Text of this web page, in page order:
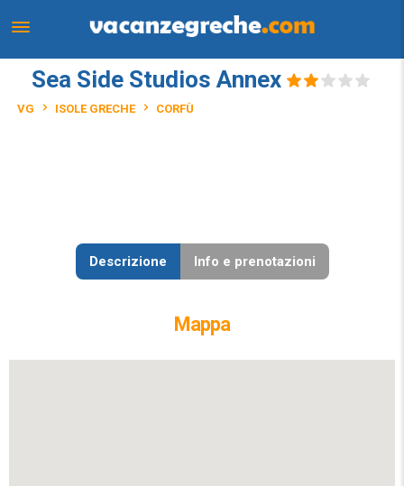
Sea Side Studios Annex
VG ISOLE GRECHE CORFÙ
Descrizione Info e prenotazioni
Mappa